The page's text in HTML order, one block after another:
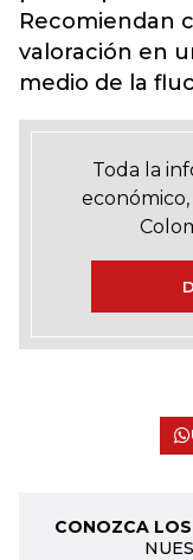
Recomiendan
valoración en
medio de la
Toda la
CONOZCA